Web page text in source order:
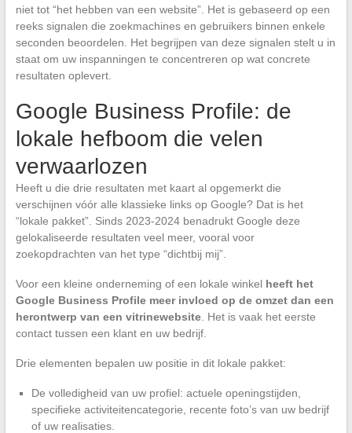
niet tot “het hebben van een website”. Het is gebaseerd op een
reeks signalen die zoekmachines en gebruikers binnen enkele
seconden beoordelen. Het begrijpen van deze signalen stelt u in
staat om uw inspanningen te concentreren op wat concrete
resultaten oplevert.
Google Business Profile: de
lokale hefboom die velen
verwaarlozen
Heeft u die drie resultaten met kaart al opgemerkt die
verschijnen vóór alle klassieke links op Google? Dat is het
“lokale pakket”. Sinds 2023-2024 benadrukt Google deze
gelokaliseerde resultaten veel meer, vooral voor
zoekopdrachten van het type “dichtbij mij”.
Voor een kleine onderneming of een lokale winkel heeft het
Google Business Profile meer invloed op de omzet dan een
herontwerp van een vitrinewebsite. Het is vaak het eerste
contact tussen een klant en uw bedrijf.
Drie elementen bepalen uw positie in dit lokale pakket:
De volledigheid van uw profiel: actuele openingstijden,
specifieke activiteitencategorie, recente foto’s van uw bedrijf
of uw realisaties.